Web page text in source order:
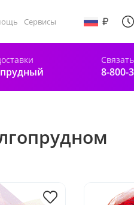
Сервисы
8-800-